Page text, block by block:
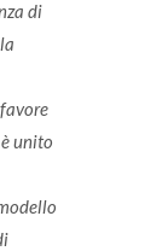
di
unito